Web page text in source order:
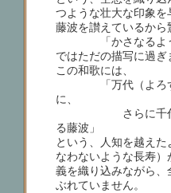
つような壮大な印象を
藤波を讃えているから
「かさなるよう
ではただの描写に過
この和歌には、
「万代（よろず
に、
さらに千代（
る藤波」
という、人知を越え
なわないような長寿
義を織り込みながら
ぶれていません。